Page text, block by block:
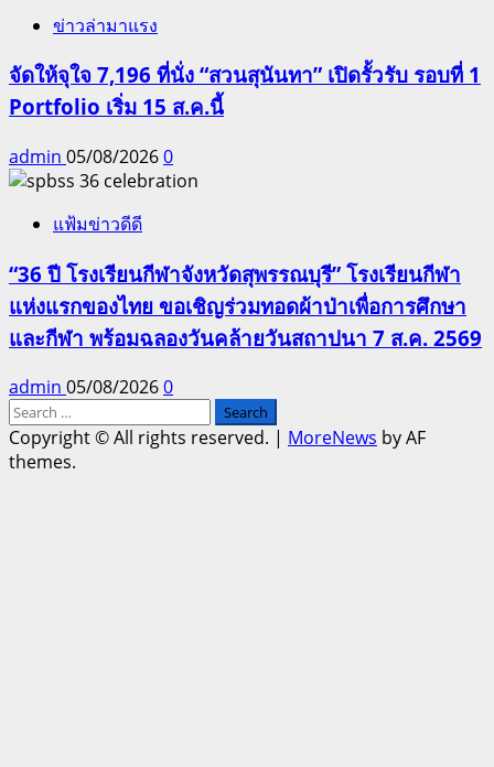
ข่าวล่ามาแรง
จัดให้จุใจ 7,196 ที่นั่ง “สวนสุนันทา” เปิดรั้วรับ รอบที่ 1
Portfolio เริ่ม 15 ส.ค.นี้
admin 05/08/20260
แฟ้มข่าวดีดี
“36 ปี โรงเรียนกีฬาจังหวัดสุพรรณบุรี” โรงเรียนกีฬา
แห่งแรกของไทย ขอเชิญร่วมทอดผ้าป่าเพื่อการศึกษา
และกีฬา พร้อมฉลองวันคล้ายวันสถาปนา 7 ส.ค. 2569
admin 05/08/20260
Search
for:
Copyright © All rights reserved. | MoreNews by AF
themes.